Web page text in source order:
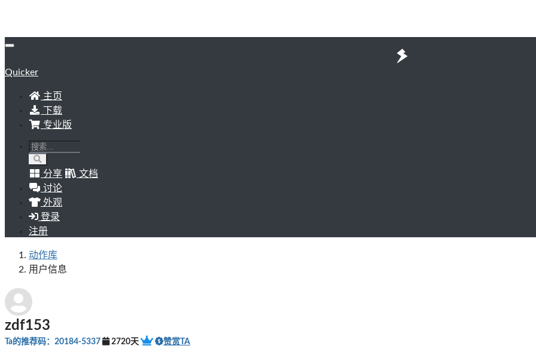
Quicker
主页
下载
专业版
分享
文档
讨论
外观
登录
注册
动作库
用户信息
zdf153
Ta的推荐码：20184-5337 2720天 赞赏TA